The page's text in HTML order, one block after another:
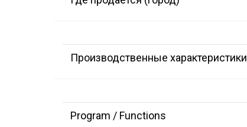
Производственные характеристики
Program / Functions